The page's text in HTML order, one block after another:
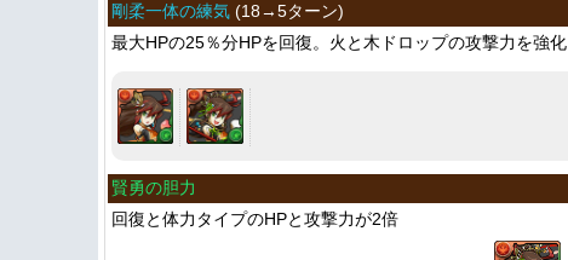
剛柔一体の練気 (18→5ターン)
最大HPの25％分HPを回復。火と木ドロップの攻撃力を強化
賢勇の胆力
回復と体力タイプのHPと攻撃力が2倍